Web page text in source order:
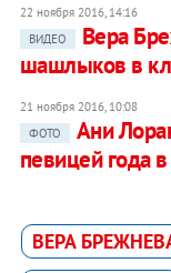
22 ноября 2016, 14:16
ВИДЕО
Вера
шашлыков в
21 ноября 2016, 10:08
ФОТО
Ани
певицей года
ВЕРА